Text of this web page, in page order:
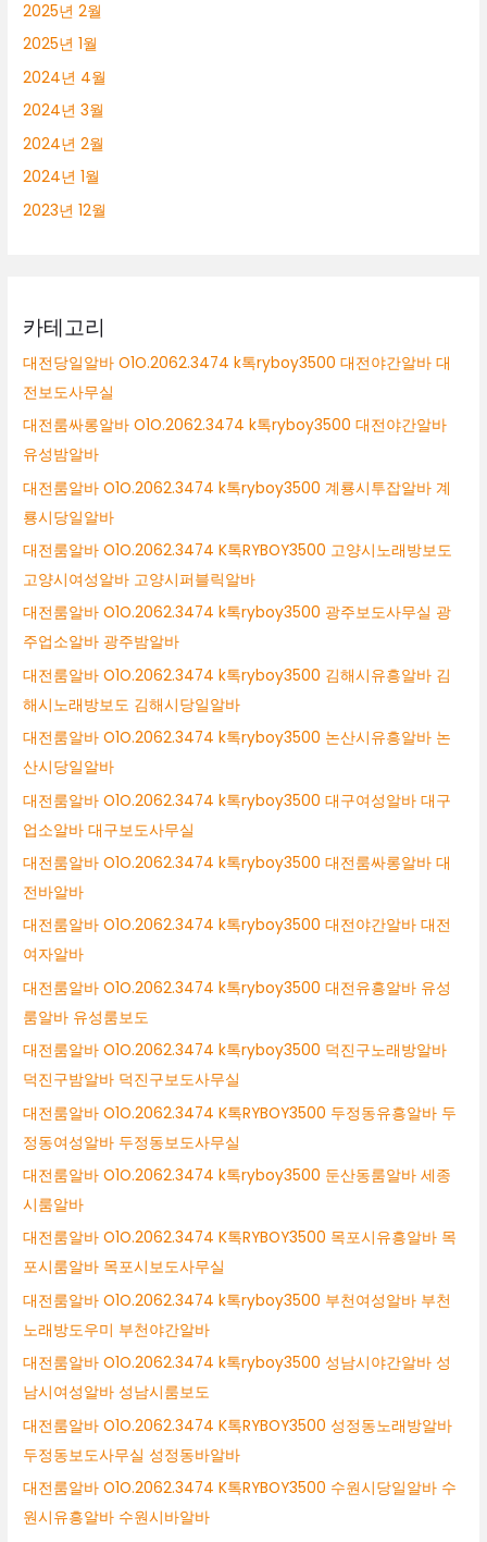
2025년 2월
2025년 1월
2024년 4월
2024년 3월
2024년 2월
2024년 1월
2023년 12월
카테고리
대전당일알바 O1O.2062.3474 k톡ryboy3500 대전야간알바 대
전보도사무실
대전룸싸롱알바 O1O.2062.3474 k톡ryboy3500 대전야간알바
유성밤알바
대전룸알바 O1O.2062.3474 k톡ryboy3500 계룡시투잡알바 계
룡시당일알바
대전룸알바 O1O.2062.3474 K톡RYBOY3500 고양시노래방보도
고양시여성알바 고양시퍼블릭알바
대전룸알바 O1O.2062.3474 k톡ryboy3500 광주보도사무실 광
주업소알바 광주밤알바
대전룸알바 O1O.2062.3474 k톡ryboy3500 김해시유흥알바 김
해시노래방보도 김해시당일알바
대전룸알바 O1O.2062.3474 k톡ryboy3500 논산시유흥알바 논
산시당일알바
대전룸알바 O1O.2062.3474 k톡ryboy3500 대구여성알바 대구
업소알바 대구보도사무실
대전룸알바 O1O.2062.3474 k톡ryboy3500 대전룸싸롱알바 대
전바알바
대전룸알바 O1O.2062.3474 k톡ryboy3500 대전야간알바 대전
여자알바
대전룸알바 O1O.2062.3474 k톡ryboy3500 대전유흥알바 유성
룸알바 유성룸보도
대전룸알바 O1O.2062.3474 k톡ryboy3500 덕진구노래방알바
덕진구밤알바 덕진구보도사무실
대전룸알바 O1O.2062.3474 K톡RYBOY3500 두정동유흥알바 두
정동여성알바 두정동보도사무실
대전룸알바 O1O.2062.3474 k톡ryboy3500 둔산동룸알바 세종
시룸알바
대전룸알바 O1O.2062.3474 K톡RYBOY3500 목포시유흥알바 목
포시룸알바 목포시보도사무실
대전룸알바 O1O.2062.3474 k톡ryboy3500 부천여성알바 부천
노래방도우미 부천야간알바
대전룸알바 O1O.2062.3474 k톡ryboy3500 성남시야간알바 성
남시여성알바 성남시룸보도
대전룸알바 O1O.2062.3474 K톡RYBOY3500 성정동노래방알바
두정동보도사무실 성정동바알바
대전룸알바 O1O.2062.3474 K톡RYBOY3500 수원시당일알바 수
원시유흥알바 수원시바알바